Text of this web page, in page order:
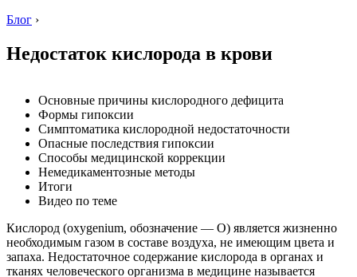
Блог ›
Недостаток кислорода в крови
Основные причины кислородного дефицита
Формы гипоксии
Симптоматика кислородной недостаточности
Опасные последствия гипоксии
Способы медицинской коррекции
Немедикаментозные методы
Итоги
Видео по теме
Кислород (oxygenium, обозначение — О) является жизненно
необходимым газом в составе воздуха, не имеющим цвета и
запаха. Недостаточное содержание кислорода в органах и
тканях человеческого организма в медицине называется